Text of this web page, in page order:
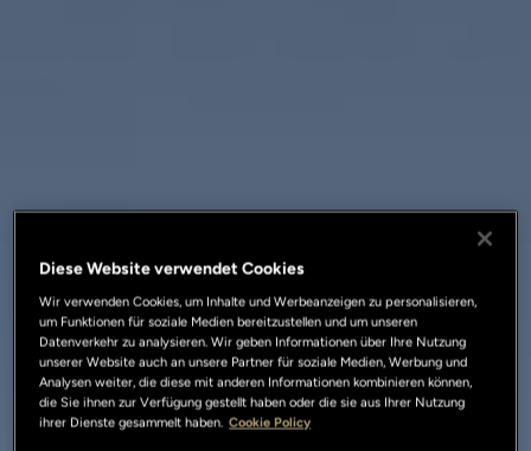
Diese Website verwendet Cookies
Wir verwenden Cookies, um Inhalte und Werbeanzeigen zu personalisieren,
um Funktionen für soziale Medien bereitzustellen und um unseren
Datenverkehr zu analysieren. Wir geben Informationen über Ihre Nutzung
unserer Website auch an unsere Partner für soziale Medien, Werbung und
Analysen weiter, die diese mit anderen Informationen kombinieren können,
die Sie ihnen zur Verfügung gestellt haben oder die sie aus Ihrer Nutzung
ihrer Dienste gesammelt haben. Cookie Policy